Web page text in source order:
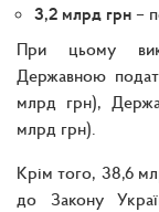
3,2 млрд грн –
При цьому
Державною
млрд грн),
млрд грн).
Крім того, 38,6
до Закону